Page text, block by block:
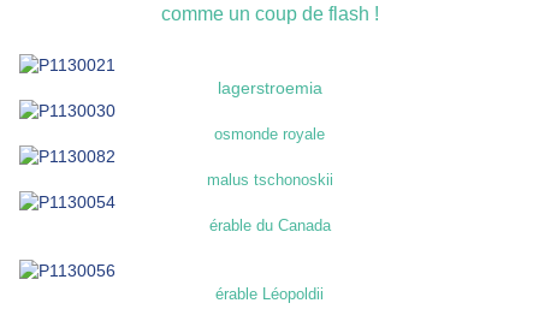
comme un coup de flash !
lagerstroemia
osmonde royale
malus tschonoskii
érable du Canada
érable Léopoldii